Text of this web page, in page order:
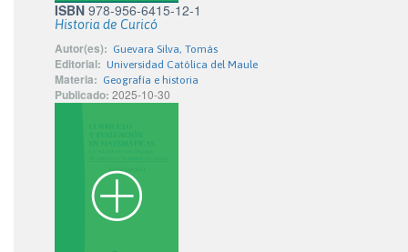
ISBN 978-956-6415-12-1
Historia de Curicó
Autor(es): Guevara Silva, Tomás
Editorial: Universidad Católica del Maule
Materia: Geografía e historia
Publicado: 2025-10-30